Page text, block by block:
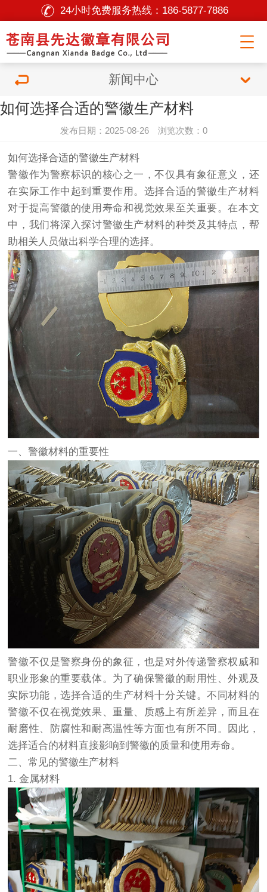
24小时免费服务热线： 186-5877-7886
新闻中心
如何选择合适的警徽生产材料
发布日期：2025-08-26 浏览次数：0
如何选择合适的警徽生产材料
警徽作为警察标识的核心之一，不仅具有象征意义，还
在实际工作中起到重要作用。选择合适的警徽生产材料
对于提高警徽的使用寿命和视觉效果至关重要。在本文
中，我们将深入探讨警徽生产材料的种类及其特点，帮
助相关人员做出科学合理的选择。
一、警徽材料的重要性
警徽不仅是警察身份的象征，也是对外传递警察权威和
职业形象的重要载体。为了确保警徽的耐用性、外观及
实际功能，选择合适的生产材料十分关键。不同材料的
警徽不仅在视觉效果、重量、质感上有所差异，而且在
耐磨性、防腐性和耐高温性等方面也有所不同。因此，
选择适合的材料直接影响到警徽的质量和使用寿命。
二、常见的警徽生产材料
1. 金属材料